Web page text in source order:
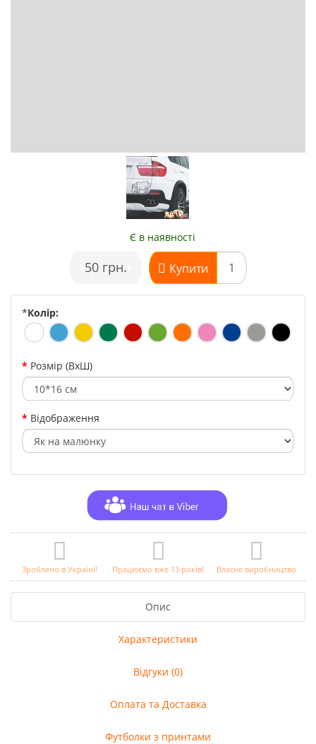
Є в наявності
50 грн. Купити
*Колір:
Розмір (ВхШ)
Відображення
Зроблено в Україні! Працюємо вже 13 років! Власне виробництво
Опис
Характеристики
Відгуки (0)
Оплата та Доставка
Футболки з принтами